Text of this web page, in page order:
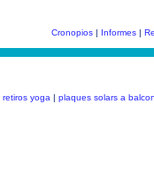
Cronopios | Informes |
retiros yoga | plaques solars a